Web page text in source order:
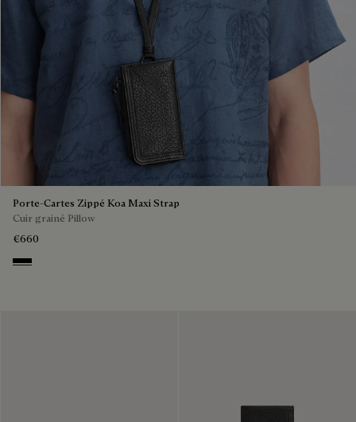
Porte-Cartes Zippé Koa Maxi Strap
Cuir grainé Pillow
€660
Deep Black